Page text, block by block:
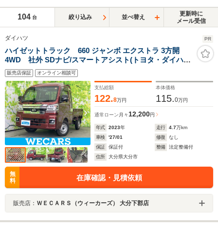
104 台 絞り込み 並べ替え
更新時に
メール受信
ダイハツ PR
ハイゼットトラック 660 ジャンボ エクストラ 3方開
4WD 社外 SDナビ/スマートアシスト(トヨタ・ダイハ
ツ)/ドライブレコーダー 社外/ヘッドランプ
LED/Bluetooth接続/EBD付ABS/横滑り防止装置/アイド
リングストップ
販売店保証 オンライン相談可
支払総額
122.8万円
本体価格
115.0万円
通常ローン 月々12,200円
年式 2023年 走行 4.7万km
車検
'27/01 修復
なし
保証
保証付 整備
法定整備付
住所
大分県大分市
無
料
在庫確認・見積依頼
販売店： ＷＥＣＡＲＳ（ウィーカーズ） 大分下郡店